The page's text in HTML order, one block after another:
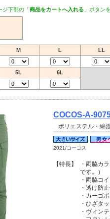
ジ下部の「商品をカートへ入れる 」ボタン
M L LL
5L 6L
COCOS-A-
ポリエステル・綿
2021/コーコス
【特長】
・両脇カ
です。）
・両脇コ
・透け防
・カーゴ
・ひざタ
・ヴィン